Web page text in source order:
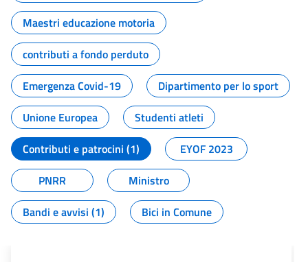
Maestri educazione motoria
contributi a fondo perduto
Emergenza Covid-19
Dipartimento per lo sport
Unione Europea
Studenti atleti
Contributi e patrocini (1)
EYOF 2023
PNRR
Ministro
Bandi e avvisi (1)
Bici in Comune